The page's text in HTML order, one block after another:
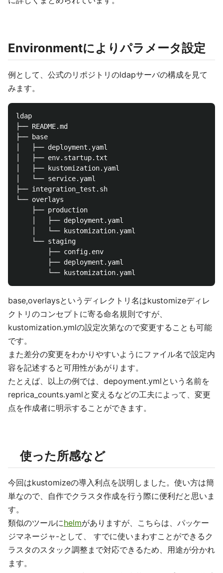
Environmentによりパラメータ設定
例として、公式のリポジトリのldapサーバの構成を見て
みます。
ldap
├── README.md
├── base
│   ├── deployment.yaml
│   ├── env.startup.txt
│   ├── kustomization.yaml
│   └── service.yaml
├── integration_test.sh
└── overlays
    ├── production
    │   ├── deployment.yaml
    │   └── kustomization.yaml
    └── staging
        ├── config.env
        ├── deployment.yaml
base,overlaysというディレクトリ名はkustomizeディレ
クトリのコンセプトに寄る命名規則ですが、
kustomization.ymlの設定次第なので変更することも可能
です。
また差分の変更をわかりやすいようにファイル名で設定内
容を記述すると可用性があがります。
たとえば、以上の例では、depoyment.ymlという名前を
reprica_counts.yamlと変えるなどの工夫によって、変更
点を作成者に明示することができます。
使った所感など
今回はkustomizeの導入利点を説明しました。使い方は簡
単なので、自作でクラスタ作成を行う際に便利だと思いま
す。
類似のツールにhelmがありますが、こちらは、パッケー
ジマネージャ-として、 すでに使いまわすことができるク
ラスタのスタック調整まで対応できるため、用途が分かれ
ます。